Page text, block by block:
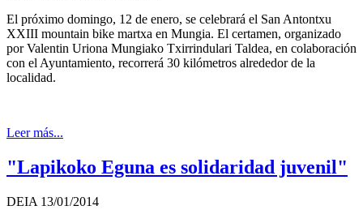
El próximo domingo, 12 de enero, se celebrará el San Antontxu
XXIII mountain bike martxa en Mungia. El certamen, organizado
por Valentin Uriona Mungiako Txirrindulari Taldea, en colaboración
con el Ayuntamiento, recorrerá 30 kilómetros alrededor de la
localidad.
Leer más...
"Lapikoko Eguna es solidaridad juvenil"
DEIA 13/01/2014